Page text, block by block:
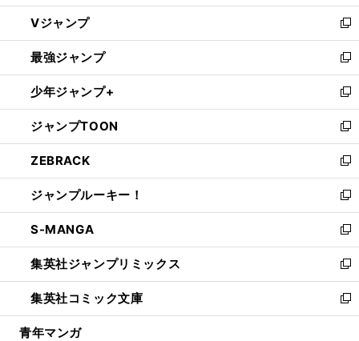
ウ
ィ
ン
ド
ウ
で
開
く
し
い
ウ
ィ
ン
ド
ウ
で
開
く
Vジャンプ
新
し
い
ウ
ィ
ン
ド
ウ
で
開
く
最強ジャンプ
新
し
い
ウ
ィ
ン
ド
ウ
で
開
く
少年ジャンプ+
新
し
い
ウ
ィ
ン
ド
ウ
で
開
く
ジャンプTOON
新
し
い
ウ
ィ
ン
ド
ウ
で
開
く
ZEBRACK
新
し
い
ウ
ィ
ン
ド
ウ
で
開
ジャンプルーキー！
新
し
い
ウ
ィ
ン
ド
ウ
S-MANGA
新
し
い
ウ
ィ
ン
集英社ジャンプリミックス
新
し
い
ウ
集英社コミック文庫
新
し
青年マンガ